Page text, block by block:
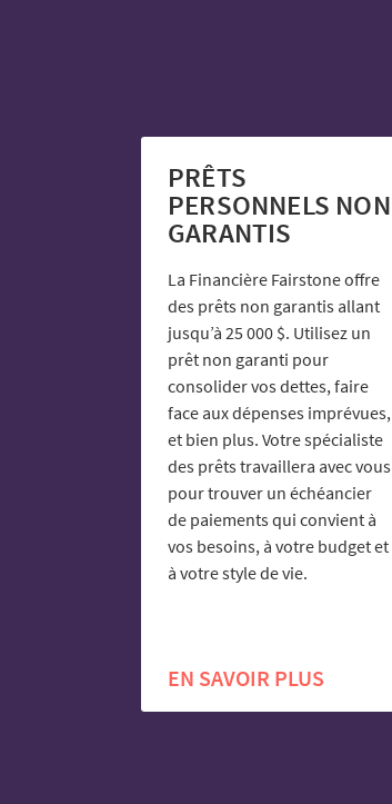
PRÊTS
PERSONNELS NON
GARANTIS
La Financière Fairstone offre
des prêts non garantis allant
jusqu’à 25 000 $. Utilisez un
prêt non garanti pour
consolider vos dettes, faire
face aux dépenses imprévues,
et bien plus. Votre spécialiste
des prêts travaillera avec vous
pour trouver un échéancier
de paiements qui convient à
vos besoins, à votre budget et
à votre style de vie.
EN SAVOIR PLUS